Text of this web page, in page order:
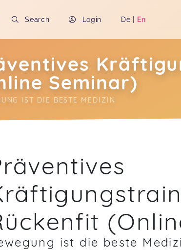
Search Login De | En
Seminar)
IST DIE BESTE MEDIZIN
ist die beste